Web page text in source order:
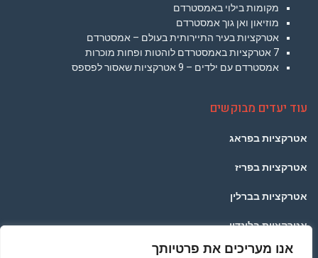
אנו מעריכים את פרטיותך
מקומות בילוי באמסטרדם
מוזיאון ואן גוך אמסטרדם
אטרקציות בעיר התיירותית בעולם – אמסטרדם
7 אטרקציות באמסטרדם לוהטות ופחות מוכרות
אמסטרדם עם ילדים – 9 אטרקציות שאסור לפספס
עוד יעדים מבוקשים
אטרקציות בפראג
אטרקציות בפריז
אטרקציות בברלין
אטרקציות בלונדון
אטרקציות בתאילנד